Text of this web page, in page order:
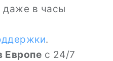
даже в часы
.
Европе с 24/7